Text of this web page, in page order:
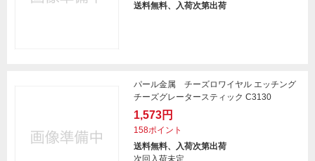
送料無料、入荷次第出荷
パール金属 チーズロワイヤル エッチング
チーズグレータースティック C3130
1,573円
158ポイント
送料無料、入荷次第出荷
次回入荷未定